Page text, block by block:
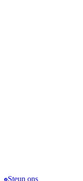
Steun ons